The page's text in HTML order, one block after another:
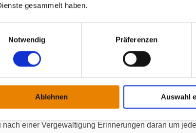
gesammelt haben.
Notwendig Präferenzen
Ablehnen Auswahl
üb ertriebene Ängste durch hilfreichere Gedanken
im Störungsmodell erarbeiteten Gedankenfallen
statt, bei denen zum einen
gefördert. Dies schafft dann auch die
wieder gezielt anzugehen.
spielen, wie gesagt, Verhaltensexperimente und
einer Vergewaltigung Erinnerungen daran um